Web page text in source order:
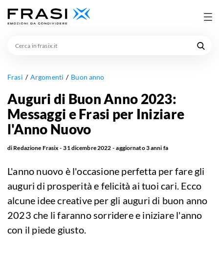
Frasi Argomenti Buon anno
Auguri di Buon Anno 2023:
Messaggi e Frasi per Iniziare
l'Anno Nuovo
di Redazione Frasix 31 dicembre 2022 aggiornato3 anni fa
L'anno nuovo è l'occasione perfetta per fare gli
auguri di prosperità e felicità ai tuoi cari. Ecco
alcune idee creative per gli auguri di buon anno
2023 che li faranno sorridere e iniziare l'anno
con il piede giusto.